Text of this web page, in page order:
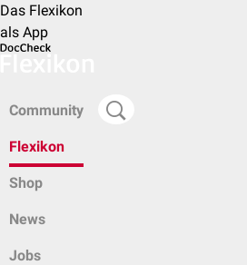
Das Flexikon
als App
Community
Flexikon
Shop
News
Jobs